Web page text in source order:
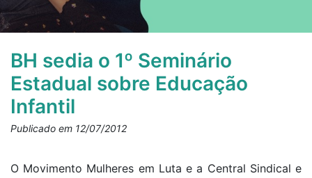
BH sedia o 1º Seminário
Estadual sobre Educação
Infantil
Publicado em 12/07/2012
O Movimento Mulheres em Luta e a Central Sindical e